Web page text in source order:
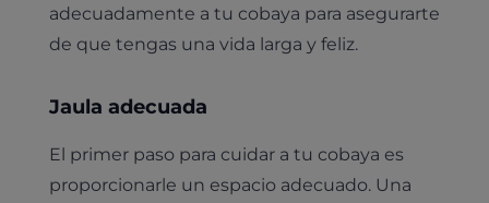
adecuadamente a tu cobaya para asegurarte
de que tengas una vida larga y feliz.
Jaula adecuada
El primer paso para cuidar a tu cobaya es
proporcionarle un espacio adecuado. Una